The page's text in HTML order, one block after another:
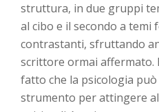
struttura, in due gruppi
al cibo e il secondo a
contrastanti, sfruttando
scrittore ormai affermato.
fatto che la psicologia
strumento per attingere